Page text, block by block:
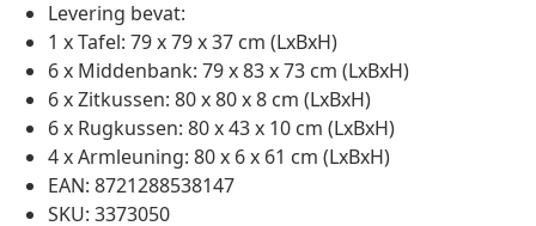
Levering bevat:
1 x Tafel: 79 x 79 x 37 cm (LxBxH)
6 x Middenbank: 79 x 83 x 73 cm (LxBxH)
6 x Zitkussen: 80 x 80 x 8 cm (LxBxH)
6 x Rugkussen: 80 x 43 x 10 cm (LxBxH)
4 x Armleuning: 80 x 6 x 61 cm (LxBxH)
EAN: 8721288538147
SKU: 3373050